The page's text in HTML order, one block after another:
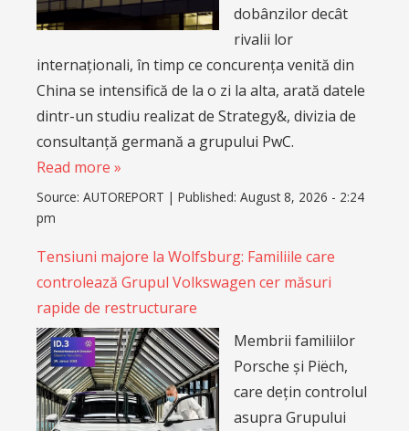
dobânzilor decât
rivalii lor
internaționali, în timp ce concurența venită din
China se intensifică de la o zi la alta, arată datele
dintr-un studiu realizat de Strategy&, divizia de
consultanță germană a grupului PwC.
Read more »
Source: AUTOREPORT | Published: August 8, 2026 - 2:24
pm
Tensiuni majore la Wolfsburg: Familiile care
controlează Grupul Volkswagen cer măsuri
rapide de restructurare
Membrii familiilor
Porsche și Piëch,
care dețin controlul
asupra Grupului